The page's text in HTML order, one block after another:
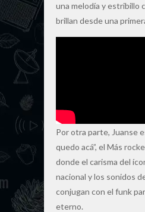
una melodía y estribillo
brillan desde una
Por otra parte, Juanse
quedo acá”, el Más
donde el carisma del
nacional y los sonidos
conjugan con el funk
eterno.